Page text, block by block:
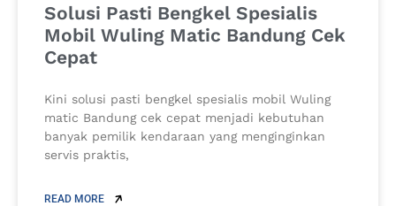
Solusi Pasti Bengkel Spesialis
Mobil Wuling Matic Bandung Cek
Cepat
Kini solusi pasti bengkel spesialis mobil Wuling
matic Bandung cek cepat menjadi kebutuhan
banyak pemilik kendaraan yang menginginkan
servis praktis,
READ MORE